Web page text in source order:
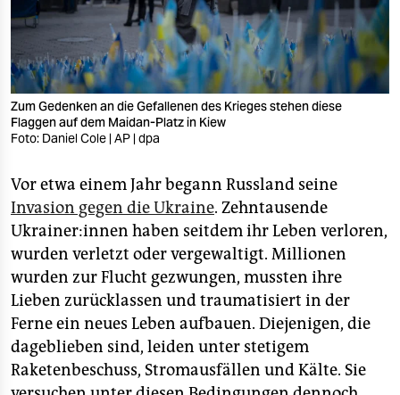
verlag
veranstaltungen
shop
fragen & hilfe
abo
genossenschaft
epaper login
Zum Gedenken an die Gefallenen des Krieges stehen diese
Flaggen auf dem Maidan-Platz in Kiew
Foto: Daniel Cole | AP | dpa
Vor etwa einem Jahr begann Russland seine
Invasion gegen die Ukraine. Zehntausende
Ukrainer:innen haben seitdem ihr Leben verloren,
wurden verletzt oder vergewaltigt. Millionen
wurden zur Flucht gezwungen, mussten ihre
Lieben zurücklassen und traumatisiert in der
Ferne ein neues Leben aufbauen. Diejenigen, die
dageblieben sind, leiden unter stetigem
Raketenbeschuss, Stromausfällen und Kälte. Sie